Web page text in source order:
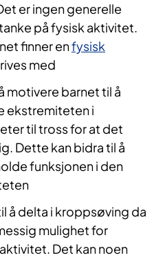
er ingen generelle
på fysisk aktivitet.
finner enfysisk
med
motivere barnet til å
ekstremiteten i
til tross for at det
Dette kan bidra til å
funksjonen i den
å delta i kroppsøving da
mulighet for
Det kan noen